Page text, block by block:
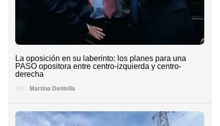
La oposición en su laberinto: los planes para una
PASO opositora entre centro-izquierda y centro-
derecha
Por: Martina Dentella